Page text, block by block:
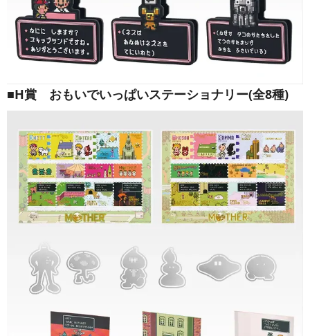
■H賞 おもいでいっぱいステーショナリー(全8種)